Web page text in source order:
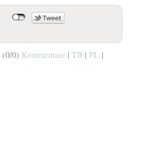
(0/0) Kommentare | TB | PL |